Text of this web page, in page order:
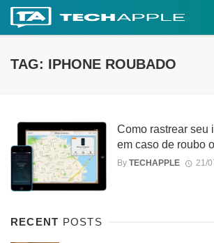
TAG: IPHONE ROUBADO
Como rastrear seu
em caso de roubo
By TECHAPPLE 21/
RECENT POSTS